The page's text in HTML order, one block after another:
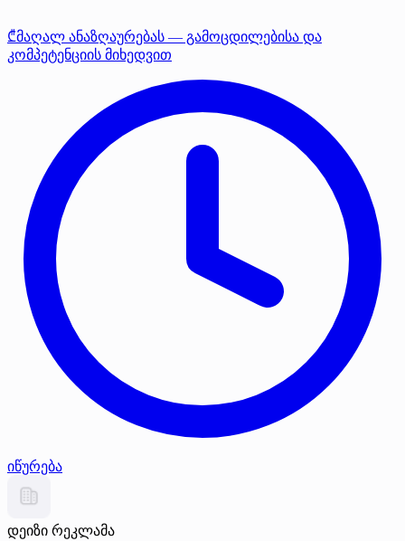
₾მაღალ ანაზღაურებას — გამოცდილებისა და
კომპეტენციის მიხედვით
იწურება
დეიზი რეკლამა